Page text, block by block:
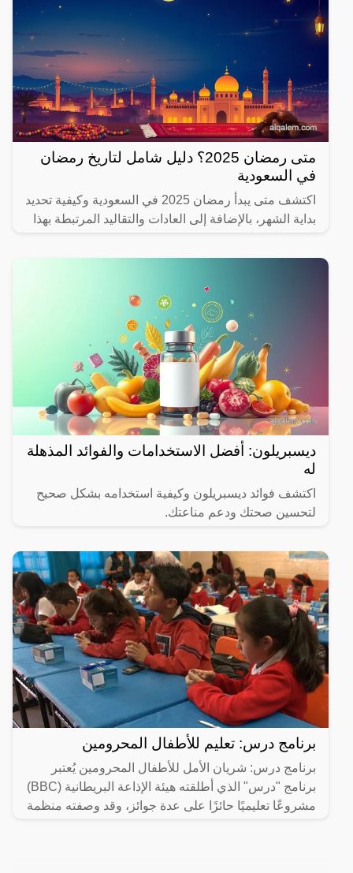
متى رمضان 2025؟ دليل شامل لتاريخ رمضان
في السعودية
اكتشف متى يبدأ رمضان 2025 في السعودية وكيفية تحديد
بداية الشهر، بالإضافة إلى العادات والتقاليد المرتبطة بهذا
ديسبريلون: أفضل الاستخدامات والفوائد المذهلة
له
اكتشف فوائد ديسبريلون وكيفية استخدامه بشكل صحيح
لتحسين صحتك ودعم مناعتك.
برنامج درس: تعليم للأطفال المحرومين
برنامج درس: شريان الأمل للأطفال المحرومين يُعتبر
برنامج "درس" الذي أطلقته هيئة الإذاعة البريطانية (BBC)
مشروعًا تعليميًا حائزًا على عدة جوائز، وقد وصفته منظمة